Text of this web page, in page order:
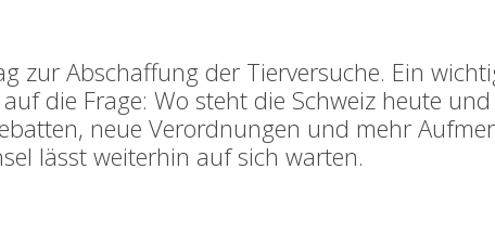
zur Abschaffung der Tierversuche. Ein
die Frage: Wo steht die Schweiz heute
neue Verordnungen und mehr
lässt weiterhin auf sich warten.